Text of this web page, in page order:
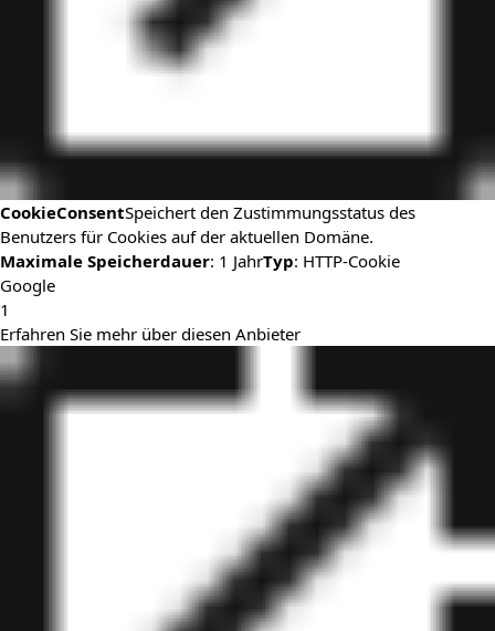
CookieConsentSpeichert den Zustimmungsstatus des
Benutzers für Cookies auf der aktuellen Domäne.
Maximale Speicherdauer: 1 JahrTyp: HTTP-Cookie
Google
1
Erfahren Sie mehr über diesen Anbieter